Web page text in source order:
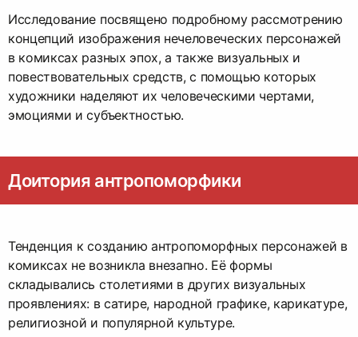
Исследование посвящено подробному рассмотрению
концепций изображения нечеловеческих персонажей
в комиксах разных эпох, а также визуальных и
повествовательных средств, с помощью которых
художники наделяют их человеческими чертами,
эмоциями и субъектностью.
Доитория антропоморфики
Тенденция к созданию антропоморфных персонажей в
комиксах не возникла внезапно. Её формы
складывались столетиями в других визуальных
проявлениях: в сатире, народной графике, карикатуре,
религиозной и популярной культуре.